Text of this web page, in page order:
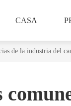
CASA
de la industria del